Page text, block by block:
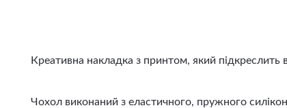
Креативна накладка з принтом, який підкреслить
Чохол виконаний з еластичного, пружного